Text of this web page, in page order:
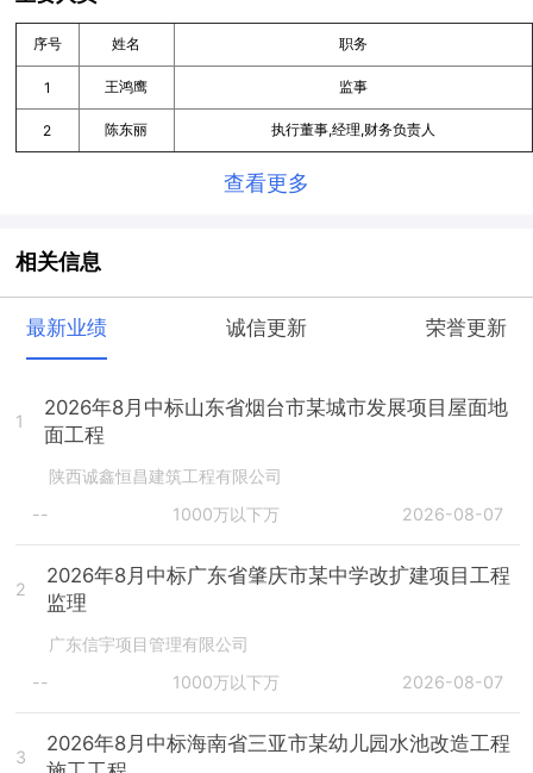
序号 姓名 职务
1 王鸿鹰 监事
2 陈东丽 执行董事,经理,财务负责人
查看更多
相关信息
最新业绩 诚信更新 荣誉更新
1
2026年8月中标山东省烟台市某城市发展项目屋面地
面工程
陕西诚鑫恒昌建筑工程有限公司
--
1000万以下万 2026-08-07
2
2026年8月中标广东省肇庆市某中学改扩建项目工程
监理
广东信宇项目管理有限公司
--
1000万以下万 2026-08-07
3
2026年8月中标海南省三亚市某幼儿园水池改造工程